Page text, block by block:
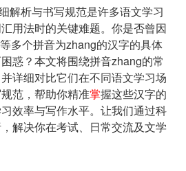
解析与书写规范是许多语文学习
用法时的关键难题。你是否曾因
多个拼音为zhang的汉字的具体
惑？本文将围绕拼音zhang的常
详细对比它们在不同语文学习场
范，帮助你精准掌握这些汉字的
效率与写作水平。让我们通过科
解决你在考试、日常交流及文学